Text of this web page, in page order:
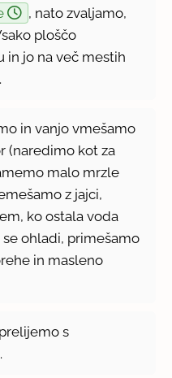
, nato zvaljamo,
ploščo
in jo na več mestih
in vanjo vmešamo
(naredimo kot za
malo mrzle
z jajci,
ko ostala voda
se ohladi, primešamo
in masleno
s